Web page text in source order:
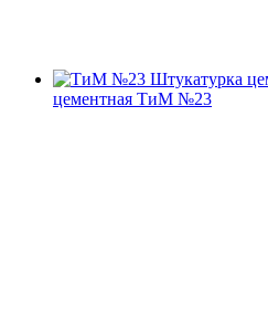
цементная ТиМ №23